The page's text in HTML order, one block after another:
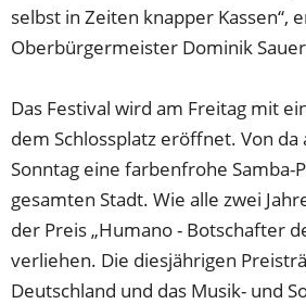
selbst in Zeiten knapper Kassen“,
Oberbürgermeister Dominik
Das Festival wird am Freitag mit
dem Schlossplatz eröffnet. Von
Sonntag eine farbenfrohe Samba-
gesamten Stadt. Wie alle zwei
der Preis „Humano - Botschafter
verliehen. Die diesjährigen
Deutschland und das Musik- und